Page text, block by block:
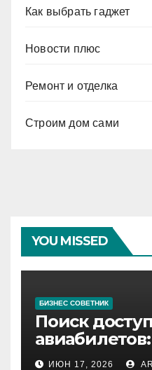
Как выбрать гаджет
Новости плюс
Ремонт и отделка
Строим дом сами
YOU MISSED
БИЗНЕС СОВЕТНИК
Поиск
ИЮН 17, 2026